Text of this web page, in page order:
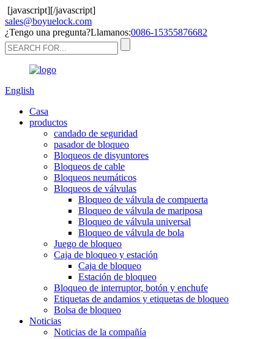
[javascript][/javascript]
sales@boyuelock.com
¿Tengo una pregunta?Llamanos:0086-15355876682
English
Casa
productos
candado de seguridad
pasador de bloqueo
Bloqueos de disyuntores
Bloqueos de cable
Bloqueos neumáticos
Bloqueos de válvulas
Bloqueo de válvula de compuerta
Bloqueo de válvula de mariposa
Bloqueo de válvula universal
Bloqueo de válvula de bola
Juego de bloqueo
Caja de bloqueo y estación
Caja de bloqueo
Estación de bloqueo
Bloqueo de interruptor, botón y enchufe
Etiquetas de andamios y etiquetas de bloqueo
Bolsa de bloqueo
Noticias
Noticias de la compañía